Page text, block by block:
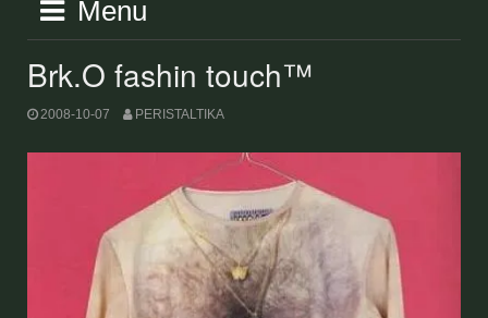
Menu
Brk.O fashin touch™
2008-10-07 PERISTALTIKA